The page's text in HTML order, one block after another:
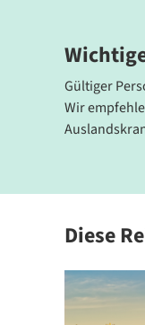
Gültiger
Wir
Diese